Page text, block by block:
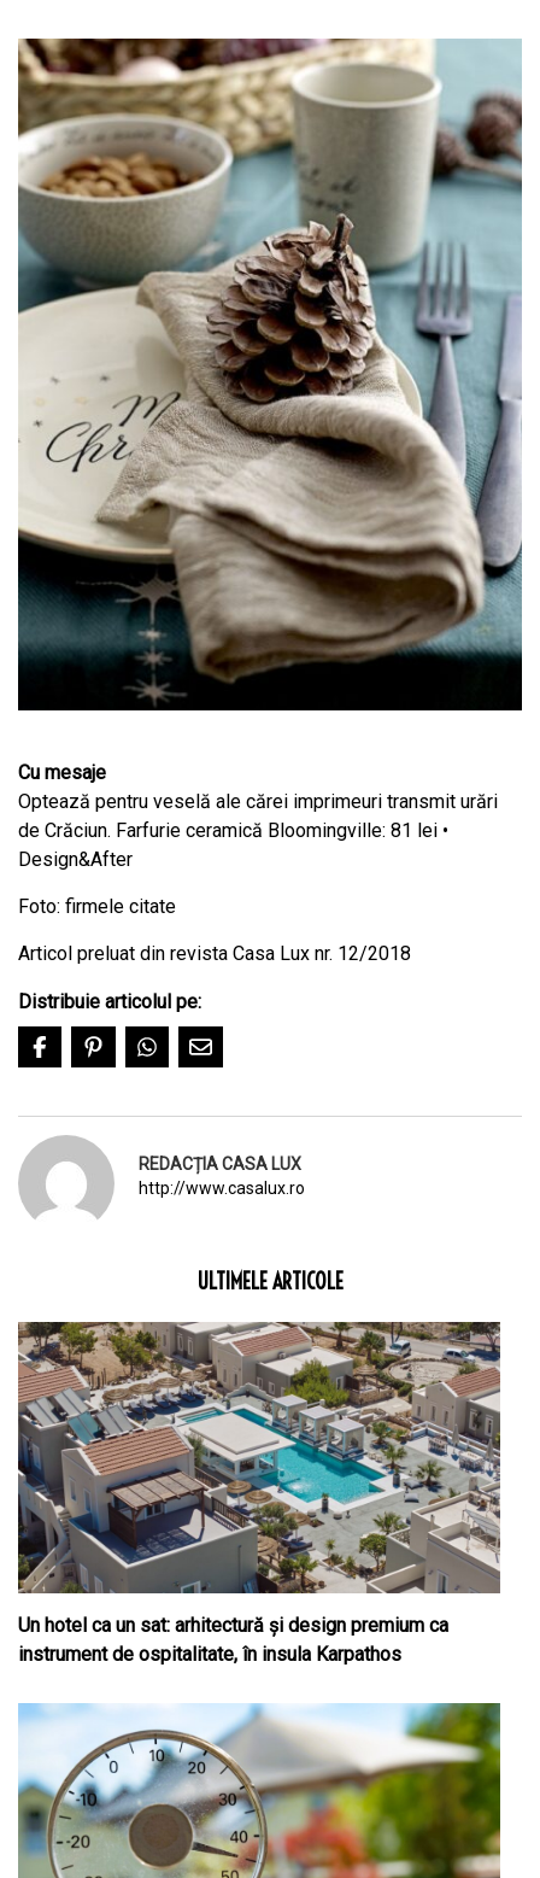
Cu mesaje
Optează pentru veselă ale cărei imprimeuri transmit urări
de Crăciun. Farfurie ceramică Bloomingville: 81 lei •
Design&After
Foto: firmele citate
Articol preluat din revista Casa Lux nr. 12/2018
Distribuie articolul pe:
REDACȚIA CASA LUX
http://www.casalux.ro
ULTIMELE ARTICOLE
Un hotel ca un sat: arhitectură și design premium ca
instrument de ospitalitate, în insula Karpathos